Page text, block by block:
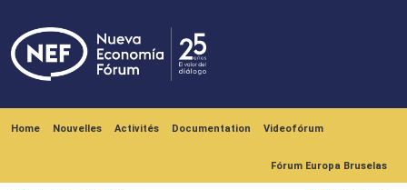
Home Nouvelles Activités Documentation Videofórum
Fórum Europa Bruselas